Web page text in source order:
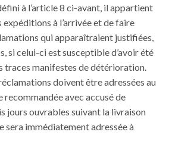
à l’article 8 ci-avant, il appartient
à l’arrivée et de faire
qui apparaîtraient justifiées,
si celui-ci est susceptible d’avoir été
traces manifestes de détérioration.
doivent être adressées au
avec accusé de
jours ouvrables suivant la livraison
sera immédiatement adressée à